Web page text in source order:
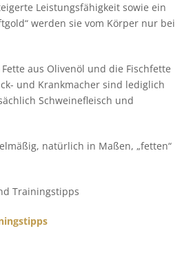
Leistungsfähigkeit sowie ein
werden sie vom Körper nur bei
aus Olivenöl und die Fischfette
und Krankmacher sind lediglich
Schweinefleisch und
natürlich in Maßen, „fetten“
Trainingstipps